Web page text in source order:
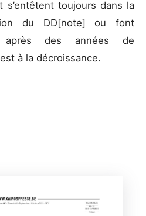
s’entêtent toujours dans la
du DD[note] ou font
après des années de
à la décroissance.